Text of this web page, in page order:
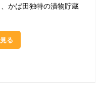
かば田独特の漬物貯蔵
る